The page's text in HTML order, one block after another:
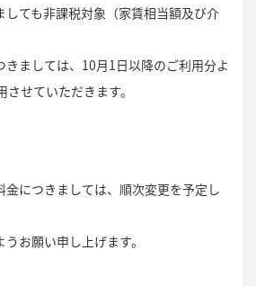
しても非課税対象（家賃相当額及び介
きましては、10月1日以降のご利用分よ
せていただきます。
金につきましては、順次変更を予定し
お願い申し上げます。